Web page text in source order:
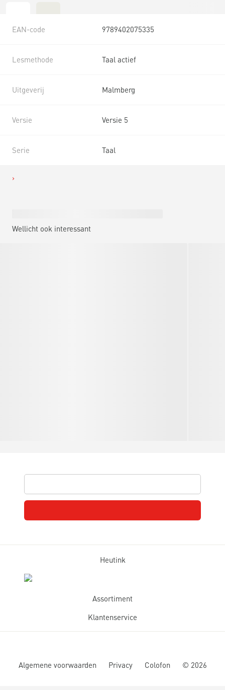
EAN-code 9789402075335
Lesmethode Taal actief
Uitgeverij Malmberg
Versie Versie 5
Serie Taal
Wellicht ook interessant
Heutink
Assortiment
Klantenservice
Algemene voorwaarden Privacy Colofon © 2026